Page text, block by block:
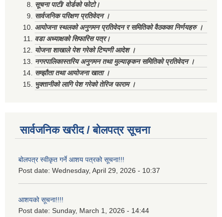
सूचना पाटी/ वोर्डको फोटो।
सार्वजनिक परिक्षण प्रतिवेदन ।
आयोजना स्थलको अनुगमन प्रतिवेदन र समितिको वैठकका निर्णयहरु ।
वडा अध्याक्षको सिफारिस पत्र।
योजना शाखाले पेश गरेको टिप्पणी आदेश ।
नगरपालिकास्तरिय अनुगमन तथा मुल्याङ्कन समितिको प्रतिवेदन ।
सम्झौता तथा आयोजना खाता ।
भुक्तानीको लागि पेश गरेको तेरिज फाराम ।
सार्वजनिक खरीद / बोलपत्र सूचना
बोलपत्र स्वीकृत गर्ने आशय पत्रको सूचना!!!
Post date: Wednesday, April 29, 2026 - 10:37
आशयको सूचना!!!!
Post date: Sunday, March 1, 2026 - 14:44